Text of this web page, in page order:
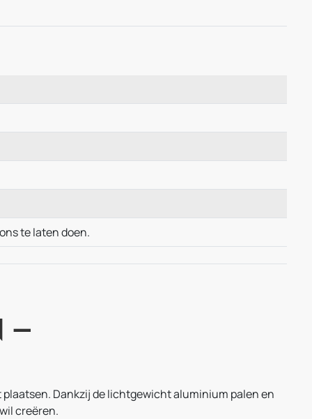
te laten doen.
–
Dankzij de lichtgewicht aluminium palen en
creëren.